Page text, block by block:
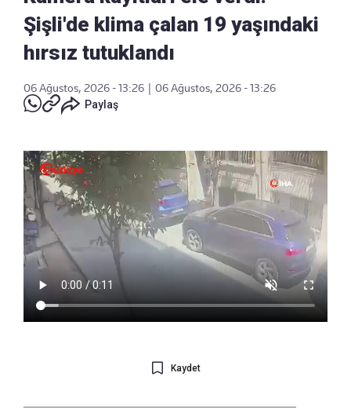
Şişli'de klima çalan 19 yaşındaki
hırsız tutuklandı
06 Ağustos, 2026 - 13:26
06 Ağustos, 2026 - 13:26
Paylaş
Kaydet